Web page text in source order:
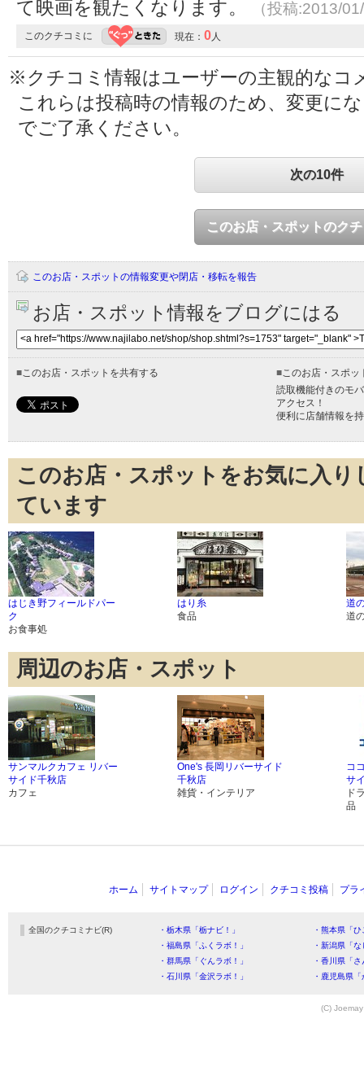
て映画を観たくなります。 （投稿:2013/
このクチコミに 現在： 0 人
※クチコミ情報はユーザーの主観的なコ
これらは投稿時の情報のため、変更に
でご了承ください。
次の10件
このお店・スポットのク
このお店・スポットの情報変更や閉店・移転を報告
お店・スポット情報をブログにはる
■ このお店・スポットを共有する ■ このお店・スポ
読取機能付きのモ
アクセス！
便利に店舗情報を
このお店・スポットをお気に入
ています
はじき野フィールドパー
ク
お食事処
はり糸
食品
道
道
周辺のお店・スポット
サンマルクカフェ リバー
サイド千秋店
カフェ
One's 長岡リバーサイド
千秋店
雑貨・インテリア
コ
サ
ド
品
ホーム サイトマップ ログイン クチコミ投稿 プラ
全国のクチコミナビ(R) ・栃木県「栃ナビ！」
・熊本県「
・福島県「ふくラボ！」
・新潟県「
・群馬県「ぐんラボ！」
・香川県「
・石川県「金沢ラボ！」
・鹿児島県
(C)